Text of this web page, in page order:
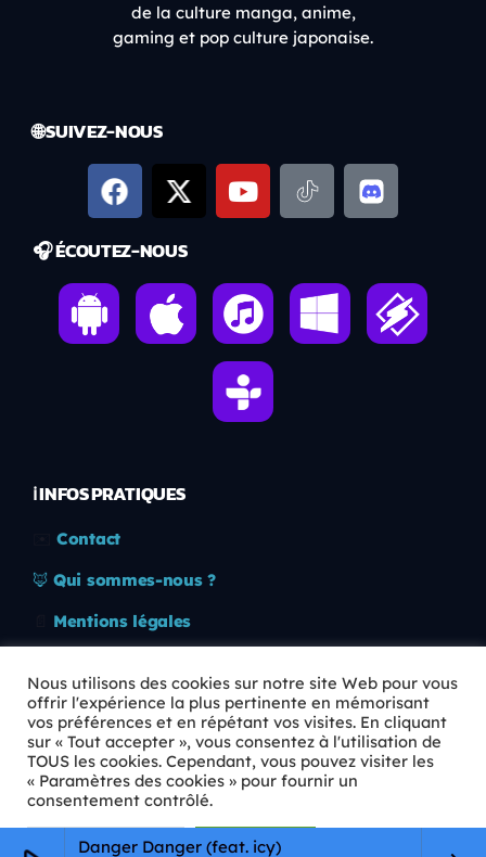
Danger Danger (feat. icy)
de la culture manga, anime,
gaming et pop culture japonaise.
🌐 SUIVEZ-NOUS
🎧 ÉCOUTEZ-NOUS
ℹ️ INFOS PRATIQUES
Contact
🦊 Qui sommes-nous ?
Mentions légales
🛡️ RGPD
Copyright © 2026 Animkids. Tous droits réservés.
Nous utilisons des cookies sur notre site Web pour vous
offrir l'expérience la plus pertinente en mémorisant
vos préférences et en répétant vos visites. En cliquant
sur « Tout accepter », vous consentez à l'utilisation de
TOUS les cookies. Cependant, vous pouvez visiter les
« Paramètres des cookies » pour fournir un
consentement contrôlé.
Paramètres Cookie Tout accepter